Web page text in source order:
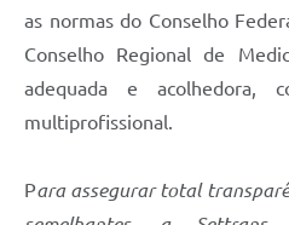
as normas do Conselho
Conselho Regional de
adequada e acolhedora,
multiprofissional.
Para assegurar total